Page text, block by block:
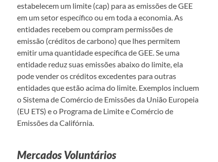
estabelecem um limite (cap) para as emissões de GEE
em um setor específico ou em toda a economia. As
entidades recebem ou compram permissões de
emissão (créditos de carbono) que lhes permitem
emitir uma quantidade específica de GEE. Se uma
entidade reduz suas emissões abaixo do limite, ela
pode vender os créditos excedentes para outras
entidades que estão acima do limite. Exemplos incluem
o Sistema de Comércio de Emissões da União Europeia
(EU ETS) e o Programa de Limite e Comércio de
Emissões da Califórnia.
Mercados Voluntários